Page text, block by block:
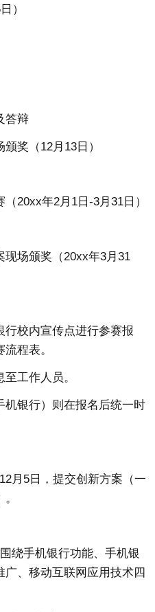
）
答辩
奖（12月13日）
20xx年2月1日-3月31日）
场颁奖（20xx年3月31
行校内宣传点进行参赛报
程表。
工作人员。
机银行）则在报名后统一时
月5日，提交创新方案（一
绕手机银行功能、手机银
、移动互联网应用技术四